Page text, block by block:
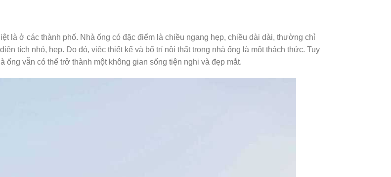
là ở các thành phố. Nhà ống có đặc điểm là chiều ngang hẹp, chiều dài dài, thường chỉ
tích nhỏ, hẹp. Do đó, việc thiết kế và bố trí nội thất trong nhà ống là một thách thức. Tuy
vẫn có thể trở thành một không gian sống tiện nghi và đẹp mắt.